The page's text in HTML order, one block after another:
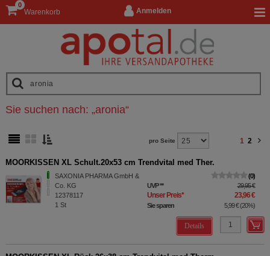
Anmelden
Warenkorb
0
Sie suchen nach: „aronia“
pro Seite 1 2
MOORKISSEN XL Schult.20x53 cm Trendvital med Ther.
SAXONIA PHARMA GmbH &
Co. KG
12378117
1 St
0
UVP** 29,95 €
Unser Preis* 23,96 €
Sie sparen 5,99 €(20%)
Details